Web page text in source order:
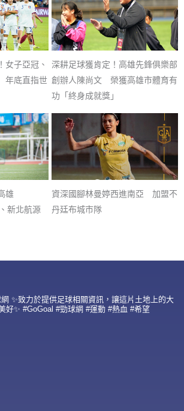
女子亞冠、
年底直指世
深耕足球獲肯定！高雄先鋒俱樂部
創辦人陳尚文 榮獲高雄市體育有
功「終身成就獎」
雄
新北航源
資深國腳林曼婷西進南亞 加盟不
丹廷布城市隊
✨致力於提供足球相關資訊，讓這片土地上的大
好✨ #GoGoal #勁球網 #運動 #熱血 #希望